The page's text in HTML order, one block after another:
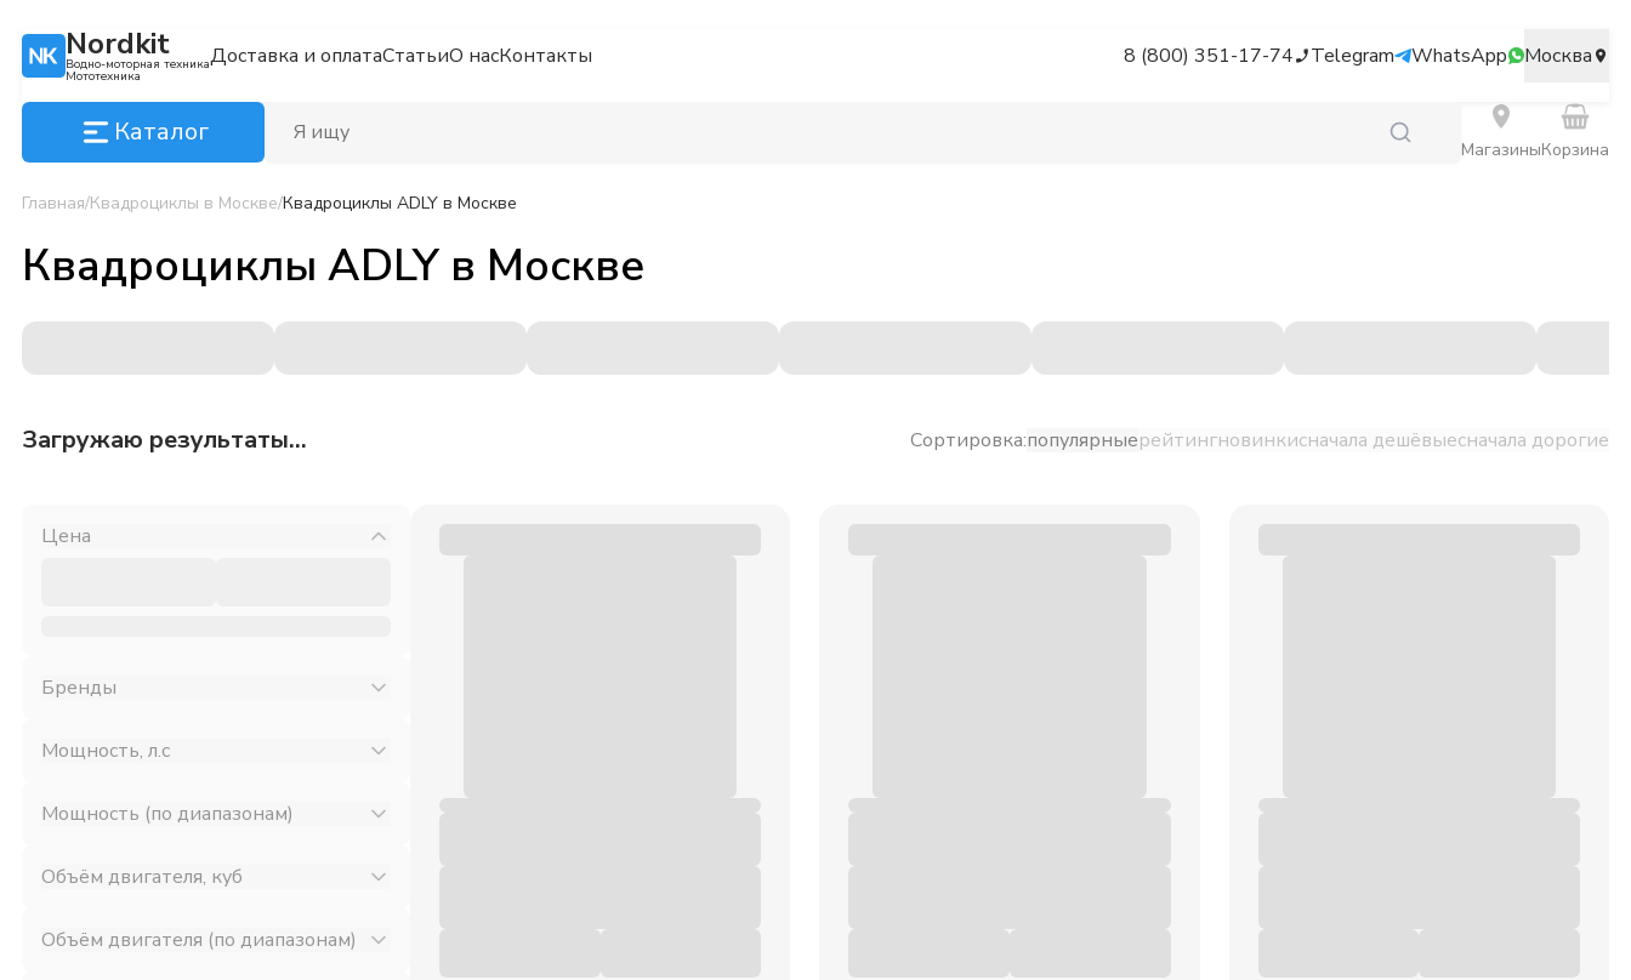
Nordkit
Водно-моторная техника
Мототехника
Доставка и оплатаСтатьиО насКонтакты 8 (800) 351-17-74 Telegram WhatsApp Москва
Каталог
МагазиныКорзина
Главная/Квадроциклы в Москве/Квадроциклы ADLY в Москве
Квадроциклы ADLYв Москве
Загружаю результаты... Сортировка:популярныерейтингновинкисначала дешёвыесначала дорогие
Цена
Бренды
Мощность, л.с
Мощность (по диапазонам)
Объём двигателя, куб
Объём двигателя (по диапазонам)